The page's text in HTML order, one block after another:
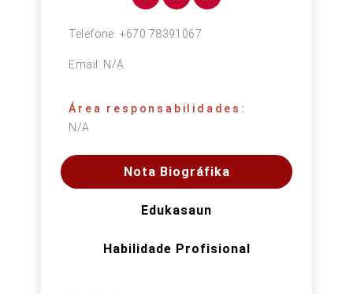
Telefone: +670 78391067
Email: N/A
Área responsabilidades:
N/A
Nota Biográfika
Edukasaun
Habilidade Profisional